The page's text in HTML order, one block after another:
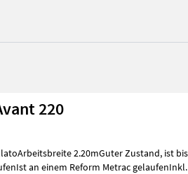
220
2.20mGuter Zustand, ist bis zuletzt
an einem Reform Metrac gelaufenInkl.